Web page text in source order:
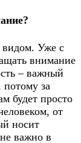
видом. Уже с
внимание
– важный
за
будет просто
от
носит
важно в